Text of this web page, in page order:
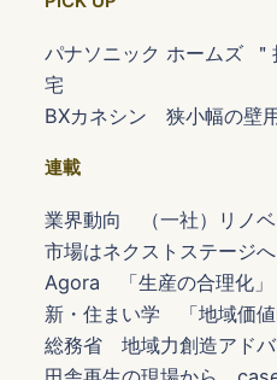
パナソニック ホームズ
宅
BXカネシン 狭小幅の壁
連載
業界動向 （一社）リノ
市場はネクストステージへ
Agora 「生産の合理化」
新・住まい学 「地域価値
総務省 地域力創造アド